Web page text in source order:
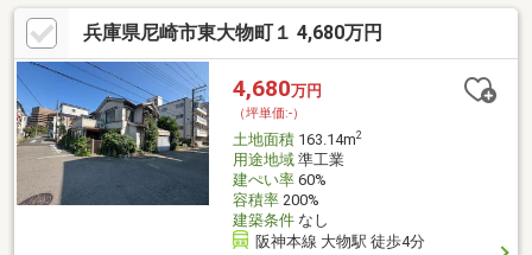
要┗━━━━━━━━━━━━━━━━━━━〇敷地面積82.49㎡
の整形地〇建ぺい率60% 容積率200%〇北・西の角地〇建築条件
付土地ではありません お好きな工務店・ハウスメーカーで建築
可能です〇現況：古家有（現況引き渡し）
兵庫県尼崎市東大物町１ 4,680万円
4,680万円
（坪単価:-）
土地面積163.14m2
用途地域準工業
建ぺい率60%
容積率200%
建築条件なし
阪神本線 大物駅 徒歩4分